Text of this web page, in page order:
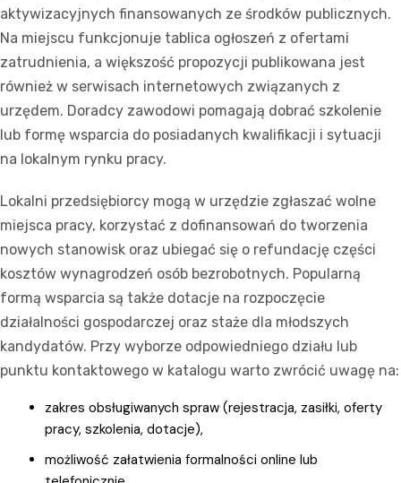
aktywizacyjnych finansowanych ze środków publicznych.
Na miejscu funkcjonuje tablica ogłoszeń z ofertami
zatrudnienia, a większość propozycji publikowana jest
również w serwisach internetowych związanych z
urzędem. Doradcy zawodowi pomagają dobrać szkolenie
lub formę wsparcia do posiadanych kwalifikacji i sytuacji
na lokalnym rynku pracy.
Lokalni przedsiębiorcy mogą w urzędzie zgłaszać wolne
miejsca pracy, korzystać z dofinansowań do tworzenia
nowych stanowisk oraz ubiegać się o refundację części
kosztów wynagrodzeń osób bezrobotnych. Popularną
formą wsparcia są także dotacje na rozpoczęcie
działalności gospodarczej oraz staże dla młodszych
kandydatów. Przy wyborze odpowiedniego działu lub
punktu kontaktowego w katalogu warto zwrócić uwagę na:
zakres obsługiwanych spraw (rejestracja, zasiłki, oferty
pracy, szkolenia, dotacje),
możliwość załatwienia formalności online lub